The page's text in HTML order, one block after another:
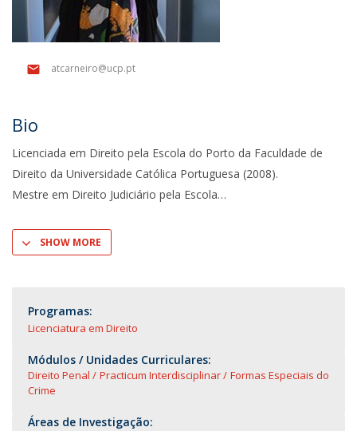
atcarneiro@ucp.pt
Bio
Licenciada em Direito pela Escola do Porto da Faculdade de
Direito da Universidade Católica Portuguesa (2008).
Mestre em Direito Judiciário pela Escola
SHOW MORE
Programas:
Licenciatura em Direito
Módulos / Unidades Curriculares:
Direito Penal Practicum Interdisciplinar
Formas Especiais do
Crime
Áreas de Investigação: